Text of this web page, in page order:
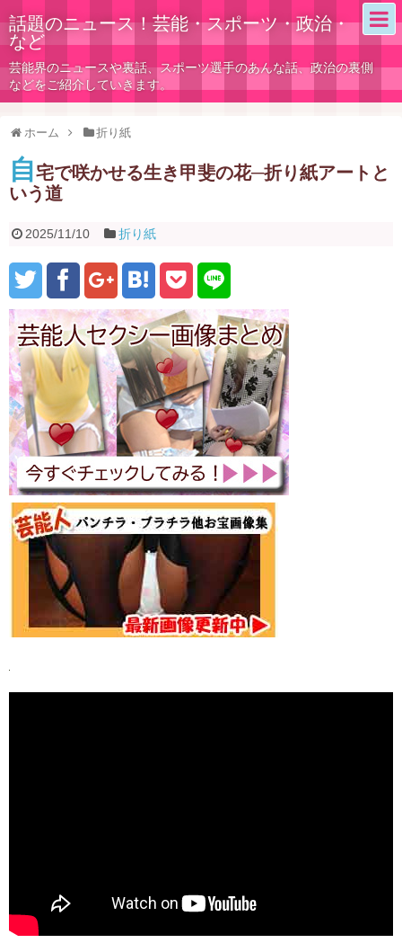
話題のニュース！芸能・スポーツ・政治・
など
芸能界のニュースや裏話、スポーツ選手のあんな話、政治の裏側
などをご紹介していきます。
ホーム 折り紙
自宅で咲かせる生き甲斐の花─折り紙アートと
いう道
2025/11/10 折り紙